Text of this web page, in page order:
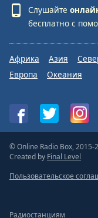
Слушайте
бесплатно с
Африка Азия
Европа
Океания
© Online Radio Box, 2015-
Created by Final Level
Пользовательское
Радиостанциям